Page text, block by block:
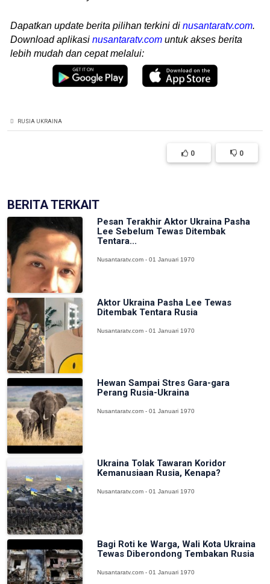
Dapatkan update berita pilihan terkini di nusantaratv.com.
Download aplikasi nusantaratv.com untuk akses berita
lebih mudah dan cepat melalui:
RUSIA UKRAINA
0 0
BERITA TERKAIT
Pesan Terakhir Aktor Ukraina Pasha
Lee Sebelum Tewas Ditembak
Tentara...
Nusantaratv.com - 01 Januari 1970
Aktor Ukraina Pasha Lee Tewas
Ditembak Tentara Rusia
Nusantaratv.com - 01 Januari 1970
Hewan Sampai Stres Gara-gara
Perang Rusia-Ukraina
Nusantaratv.com - 01 Januari 1970
Ukraina Tolak Tawaran Koridor
Kemanusiaan Rusia, Kenapa?
Nusantaratv.com - 01 Januari 1970
Bagi Roti ke Warga, Wali Kota Ukraina
Tewas Diberondong Tembakan Rusia
Nusantaratv.com - 01 Januari 1970